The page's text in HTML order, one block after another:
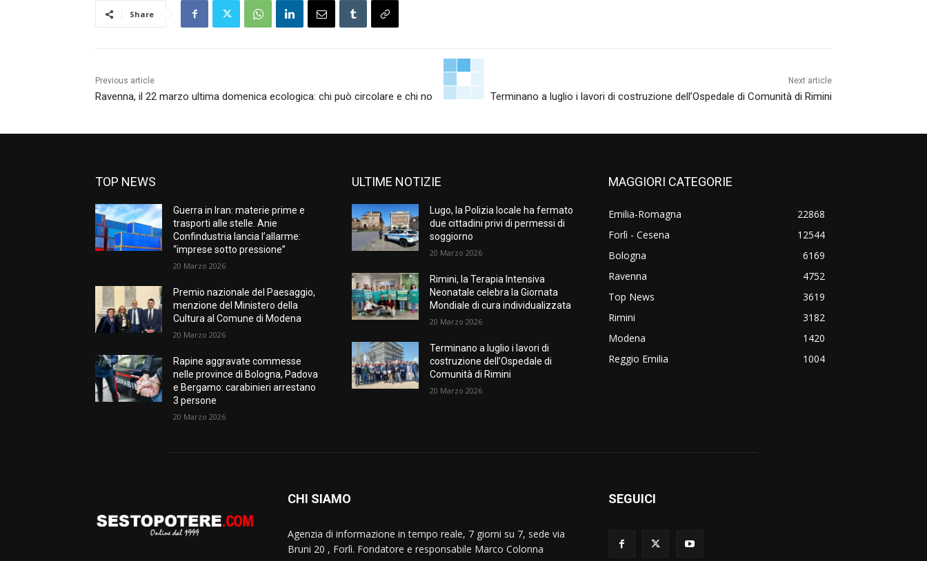
Share
Previous article
Ravenna, il 22 marzo ultima domenica ecologica: chi può circolare e chi no
Next article
Terminano a luglio i lavori di costruzione dell’Ospedale di Comunità di Rimini
TOP NEWS
Guerra in Iran: materie prime e
trasporti alle stelle. Anie
Confindustria lancia l’allarme:
“imprese sotto pressione”
20 Marzo 2026
Premio nazionale del Paesaggio,
menzione del Ministero della
Cultura al Comune di Modena
20 Marzo 2026
Rapine aggravate commesse
nelle province di Bologna, Padova
e Bergamo: carabinieri arrestano
3 persone
20 Marzo 2026
ULTIME NOTIZIE
Lugo, la Polizia locale ha fermato
due cittadini privi di permessi di
soggiorno
20 Marzo 2026
Rimini, la Terapia Intensiva
Neonatale celebra la Giornata
Mondiale di cura individualizzata
20 Marzo 2026
Terminano a luglio i lavori di
costruzione dell’Ospedale di
Comunità di Rimini
20 Marzo 2026
MAGGIORI CATEGORIE
Emilia-Romagna
22868
Forlì - Cesena
12544
Bologna
6169
Ravenna
4752
Top News
3619
Rimini
3182
Modena
1420
Reggio Emilia
1004
CHI SIAMO
Agenzia di informazione in tempo reale, 7 giorni su 7, sede via
Bruni 20 , Forlì. Fondatore e responsabile Marco Colonna
SEGUICI